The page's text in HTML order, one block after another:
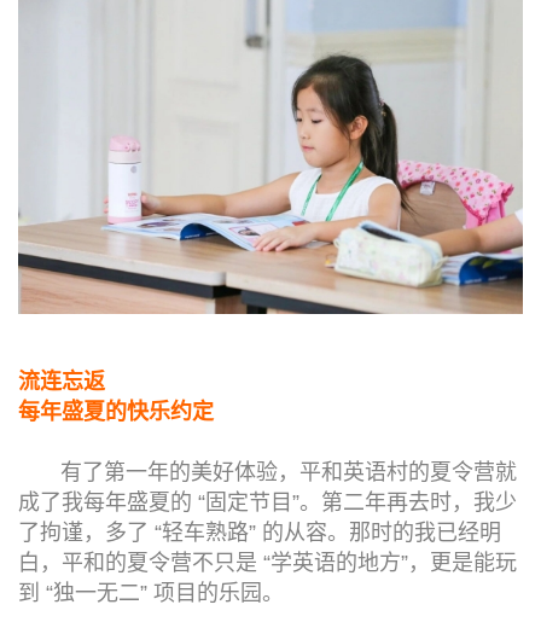
流连忘返
每年盛夏的快乐约定
有了第一年的美好体验，平和英语村的夏令营就
成了我每年盛夏的 “固定节目”。第二年再去时，我少
了拘谨，多了 “轻车熟路” 的从容。那时的我已经明
白，平和的夏令营不只是 “学英语的地方”，更是能玩
到 “独一无二” 项目的乐园。